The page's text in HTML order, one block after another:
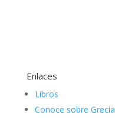
Enlaces
Libros
Conoce sobre Grecia